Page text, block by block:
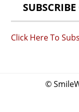
Click Here To
©